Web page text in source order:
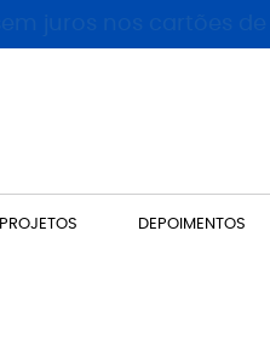
PROJETOS DEPOIMENTOS